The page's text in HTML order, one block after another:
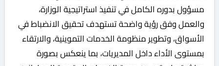
مسؤول بدوره الكامل في تنفيذ استراتيجية الوزارة،
والعمل وفق رؤية واضحة تستهدف تحقيق الانضباط في
الأسواق، وتطوير منظومة الخدمات التموينية، والارتقاء
بمستوى الأداء داخل المديريات، بما ينعكس بصورة